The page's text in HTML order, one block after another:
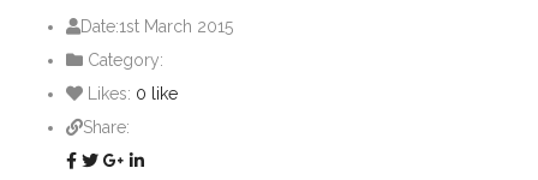
Date:1st March 2015
Category:
Likes: 0 like
Share: